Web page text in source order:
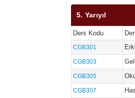
5. Yarıyıl
Ders Kodu
CGB301
CGB303
CGB305
CGB307